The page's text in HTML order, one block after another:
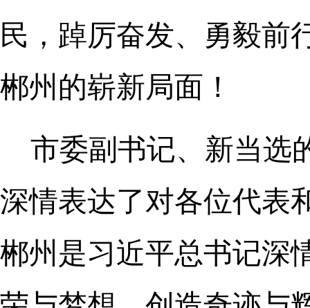
民，踔厉奋发、勇毅前
郴州的崭新局面！
市委副书记、新当选
深情表达了对各位代表
郴州是习近平总书记深